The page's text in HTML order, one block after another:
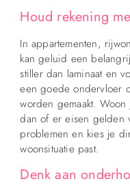
Houd rekening
In appartementen,
kan geluid een
stiller dan laminaat en
een goede ondervloer
worden gemaakt.
dan of er eisen gelden
problemen en kies je
woonsituatie past.
Denk aan